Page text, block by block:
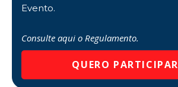
Evento.
Consulte aqui o Regulamento.
QUERO PARTICIPAR